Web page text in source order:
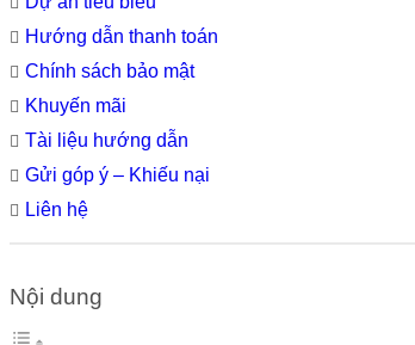
Hướng dẫn thanh toán
Chính sách bảo mật
Khuyến mãi
Tài liệu hướng dẫn
Gửi góp ý – Khiếu nại
Liên hệ
Nội dung